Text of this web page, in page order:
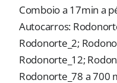
Comboio a 17min a
Autocarros:
Rodonorte_2;
Rodonorte_12;
Rodonorte_78 a 700